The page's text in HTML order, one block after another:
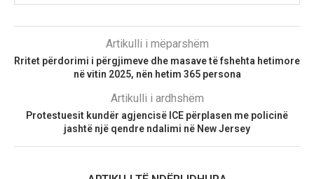
Artikulli i mëparshëm
Rritet përdorimi i përgjimeve dhe masave të fshehta hetimore
në vitin 2025, nën hetim 365 persona
Artikulli i ardhshëm
Protestuesit kundër agjencisë ICE përplasen me policinë
jashtë një qendre ndalimi në New Jersey